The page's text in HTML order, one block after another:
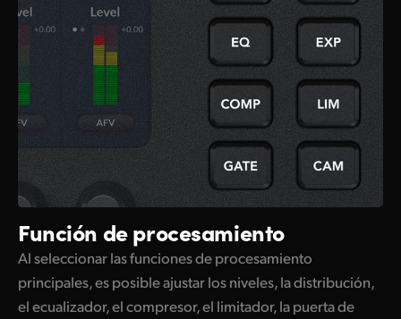
Función deprocesamiento
Al seleccionar las funciones de procesamiento
principales, es posible ajustar los niveles, la distribución,
el ecualizador, el compresor, el limitador, la puerta de